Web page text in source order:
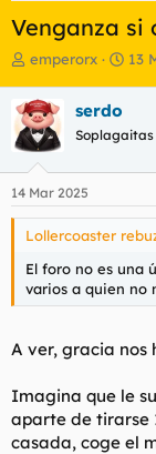
Venganza si
I
i
c
i
a
d
o
r
d
l
t
a
emperorx
F
a
e
n
i
i
o
13
serdo
Soplagaitas
14 Mar 2025
Lollercoaster
El foro no es una
varios a quien no
A ver, gracia nos
Imagina que le
aparte de tirarse
casada, coge el